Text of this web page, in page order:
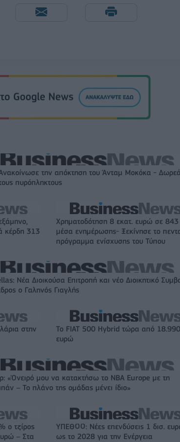
την απόκτηση του Άνταμ Μοκόκα -
πυρόπληκτους
κέρδη 313
Χρηματοδότηση 8 εκατ. ευρώ σε 843
μέσα ενημέρωσης- Ξεκίνησε το
πρόγραμμα ενίσχυσης του Τύπου
Νέα Διοικούσα Επιτροπή και νέο Διοικητικό
ο Γαληνός Γιαγλής
στην
Το FIAT 500 Hybrid τώρα από 18.990
ευρώ
«Όνειρό μου να κατακτήσω το ΝΒΑ Europe με τη
– Το πλάνο της ομάδας μένει ίδιο»
ο τζίρος
– Στα
ΥΠΕΘΟΟ: Νέες επενδύσεις 1 δισ.
ως το 2028 για την Ενέργεια